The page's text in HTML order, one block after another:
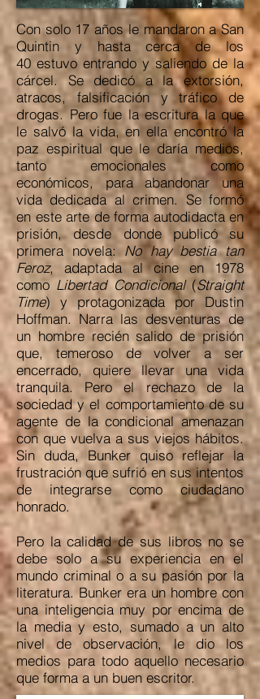
Con solo 17 años le mandaron a San
Quintin y hasta cerca de los
40 estuvo entrando y saliendo de la
cárcel. Se dedicó a la extorsión,
atracos, falsificación y tráfico de
drogas. Pero fue la escritura la que
le salvó la vida, en ella encontró la
paz espiritual que le daría medios,
tanto emocionales como
económicos, para abandonar una
vida dedicada al crimen. Se formó
en este arte de forma autodidacta en
prisión, desde donde publicó su
primera novela:No hay bestia tan
Feroz, adaptada al cine en 1978
como Libertad Condicional(Straight
Time) y protagonizada por Dustin
Hoffman. Narra las desventuras de
un hombre recién salido de prisión
que, temeroso de volver a ser
encerrado, quiere llevar una vida
tranquila. Pero el rechazo de la
sociedad y el comportamiento de su
agente de la condicional amenazan
con que vuelva a sus viejos hábitos.
Sin duda, Bunker quiso reflejar la
frustración que sufrió en sus intentos
de integrarse como ciudadano
honrado.
Pero la calidad de sus libros no se
debe solo a su experiencia en el
mundo criminal o a su pasión por la
literatura. Bunker era un hombre con
una inteligencia muy por encima de
la media y esto, sumado a un alto
nivel de observación, le dio los
medios para todo aquello necesario
que forma a un buen escritor.